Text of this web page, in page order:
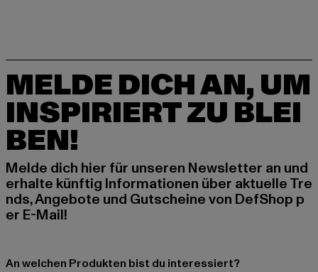
MELDE DICH AN, UM
INSPIRIERT ZU BLEI
BEN!
Melde dich hier für unseren Newsletter an und
erhalte künftig Informationen über aktuelle Tre
nds, Angebote und Gutscheine von DefShop p
er E-Mail!
An welchen Produkten bist du interessiert?